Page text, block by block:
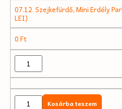
07.12. Szejkefürdő, Mini Erdély
LEI)
0Ft
Kosárba teszem